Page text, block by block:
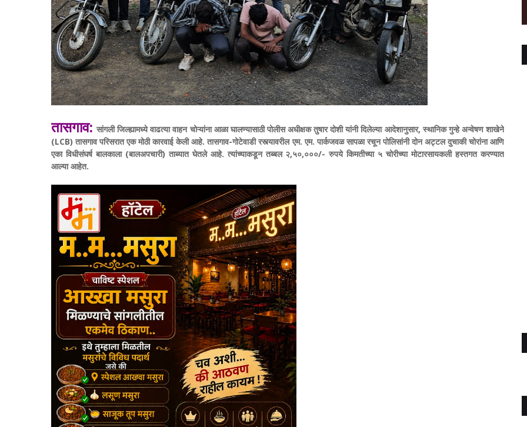
तासगाव:सांगली जिल्ह्यामध्ये वाढत्या वाहन चोऱ्यांना आळा घालण्यासाठी पोलीस अधीक्षक तुषार दोशी यांनी दिलेल्या आदेशानुसार, स्थानिक गुन्हे अन्वेषण शाखेने
(LCB) तासगाव परिसरात एक मोठी कारवाई केली आहे. तासगाव-गोटेवाडी रस्त्यावरील एम. एम. पार्कजवळ सापळा रचून पोलिसांनी दोन अट्टल दुचाकी चोरांना आणि
एका विधीसंघर्ष बालकाला (बालअपचारी) ताब्यात घेतले आहे. त्यांच्याकडून तब्बल २,५०,०००/- रुपये किमतीच्या ५ चोरीच्या मोटारसायकली हस्तगत करण्यात
आल्या आहेत.